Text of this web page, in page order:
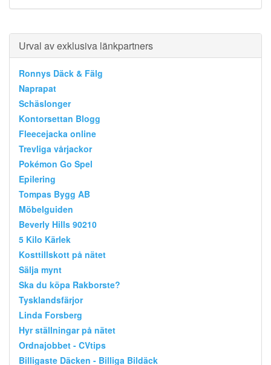
Urval av exklusiva länkpartners
Ronnys Däck & Fälg
Naprapat
Schäslonger
Kontorsettan Blogg
Fleecejacka online
Trevliga vårjackor
Pokémon Go Spel
Epilering
Tompas Bygg AB
Möbelguiden
Beverly Hills 90210
5 Kilo Kärlek
Kosttillskott på nätet
Sälja mynt
Ska du köpa Rakborste?
Tysklandsfärjor
Linda Forsberg
Hyr ställningar på nätet
Ordnajobbet - CVtips
Billigaste Däcken - Billiga Bildäck